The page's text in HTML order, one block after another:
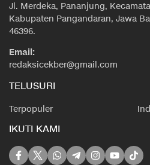
Jl. Merdeka, Pananjung,
Kabupaten Pangandaran, Jawa
46396.
Email:
redaksicekber@gmail.com
TELUSURI
Terpopuler
IKUTI KAMI